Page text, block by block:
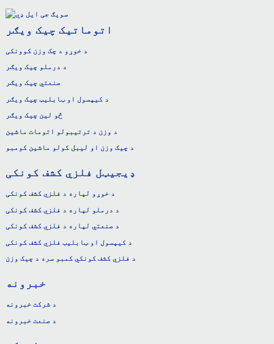
اتوماتیک چیک ویګر
د خوړو د چک وزن کوونکی
د درملو چیک ویګر
صنعتي چیک ویګر
د کیپسول او ټابلیټ چیک ویګر
څو لین چیک ویګر
د وزن د ترتیبولو اتومات ماشین
د چیک وزن او لیبل کولو ماشین کومبو
ډیجیټل فلزي کشف کونکی
د خوړو لپاره د فلزي کشف کونکی
د درملو لپاره د فلزي کشف کونکی
د صنعتي لپاره د فلزي کشف کونکی
د کیپسول او ټابلیټ فلزي کشف کونکی
د فلزي کشف کونکي کمبو سره د چیک وزن
خبرونه
د شرکت خبرونه
د صنعت خبرونه